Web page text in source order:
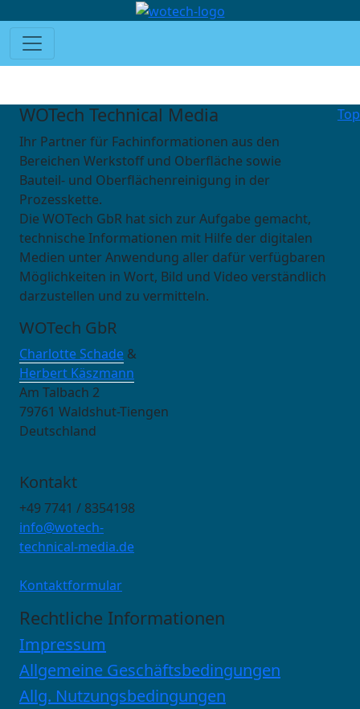
Top
WOTech Technical Media
Ihr Partner für Fachinformationen aus den
Bereichen Werkstoff und Oberfläche sowie
Bauteil- und Oberflächenreinigung in der
Prozesskette.
Die WOTech GbR hat sich zur Aufgabe gemacht,
technische Informationen mit Hilfe der digitalen
Medien unter Anwendung aller dafür verfügbaren
Möglichkeiten in Wort, Bild und Video verständlich
darzustellen und zu vermitteln.
WOTech GbR
Charlotte Schade &
Herbert Käszmann
Am Talbach 2
79761 Waldshut-Tiengen
Deutschland
Kontakt
+49 7741 / 8354198
info@wotech-
technical-media.de
Kontaktformular
Rechtliche Informationen
Impressum
Allgemeine Geschäftsbedingungen
Allg. Nutzungsbedingungen